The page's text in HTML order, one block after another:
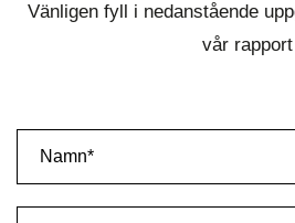
Vänligen fyll i nedanstående
vår rapport